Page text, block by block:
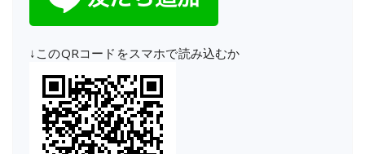
↓このQRコードをスマホで読み込むか